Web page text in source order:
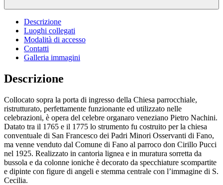
Descrizione
Luoghi collegati
Modalità di accesso
Contatti
Galleria immagini
Descrizione
Collocato sopra la porta di ingresso della Chiesa parrocchiale,
ristrutturato, perfettamente funzionante ed utilizzato nelle
celebrazioni, è opera del celebre organaro veneziano Pietro Nachini.
Datato tra il 1765 e il 1775 lo strumento fu costruito per la chiesa
conventuale di San Francesco dei Padri Minori Osservanti di Fano,
ma venne venduto dal Comune di Fano al parroco don Cirillo Pucci
nel 1925. Realizzato in cantoria lignea e in muratura sorretta da
bussola e da colonne ioniche è decorato da specchiature scompartite
e dipinte con figure di angeli e stemma centrale con l’immagine di S.
Cecilia.